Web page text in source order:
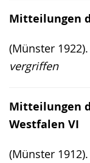
Mitteilungen
(Münster 1922).
vergriffen
Mitteilungen
Westfalen VI
(Münster 1912).